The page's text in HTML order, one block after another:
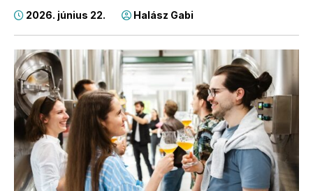
2026. június 22. Halász Gabi